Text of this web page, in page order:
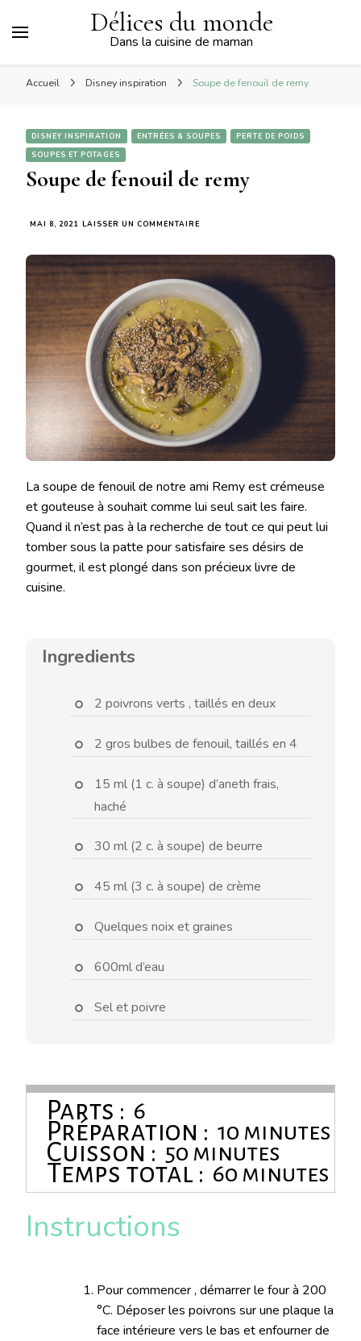
Délices du monde
Dans la cuisine de maman
Accueil Disney inspiration Soupe de fenouil de remy
DISNEY INSPIRATION ENTRÉES & SOUPES
PERTE DE POIDS
SOUPES ET POTAGES
Soupe de fenouil de remy
MAI 8, 2021 LAISSER UN COMMENTAIRE
REMY
La soupe de fenouil de notre ami Remy est crémeuse
et gouteuse à souhait comme lui seul sait les faire.
Quand il n’est pas à la recherche de tout ce qui peut lui
tomber sous la patte pour satisfaire ses désirs de
gourmet, il est plongé dans son précieux livre de
cuisine.
Ingredients
2 poivrons verts , taillés en deux
2 gros bulbes de fenouil, taillés en 4
15 ml (1 c. à soupe) d’aneth frais,
haché
30 ml (2 c. à soupe) de beurre
45 ml (3 c. à soupe) de crème
Quelques noix et graines
600ml d’eau
Sel et poivre
Parts : 6
Préparation : 10 minutes
Cuisson : 50 minutes
Temps total : 60 minutes
Instructions
Pour commencer , démarrer le four à 200
°C. Déposer les poivrons sur une plaque la
face intérieure vers le bas et enfourner de